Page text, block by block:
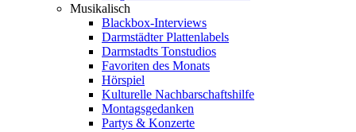
Musikalisch
Blackbox-Interviews
Darmstädter Plattenlabels
Darmstadts Tonstudios
Favoriten des Monats
Hörspiel
Kulturelle Nachbarschaftshilfe
Montagsgedanken
Partys & Konzerte